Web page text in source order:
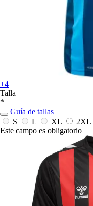
+4
Talla
*
Guía de tallas
S
L XL 2XL
Este campo es obligatorio